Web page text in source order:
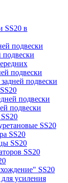
SS20 в
подвески
подвески
подвески
подвески
подвески
подвески
SS20
SS20
SS20
SS20
SS20
усиления